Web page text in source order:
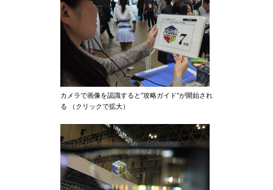
カメラで画像を認識すると“攻略ガイド”が開始され
る （クリックで拡大）